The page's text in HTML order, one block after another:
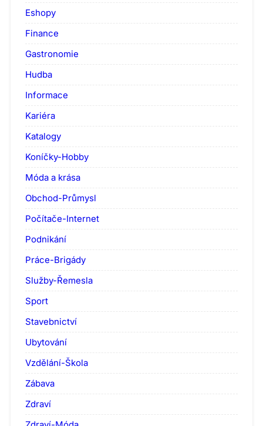
Eshopy
Finance
Gastronomie
Hudba
Informace
Kariéra
Katalogy
Koníčky-Hobby
Móda a krása
Obchod-Průmysl
Počítače-Internet
Podnikání
Práce-Brigády
Služby-Řemesla
Sport
Stavebnictví
Ubytování
Vzdělání-Škola
Zábava
Zdraví